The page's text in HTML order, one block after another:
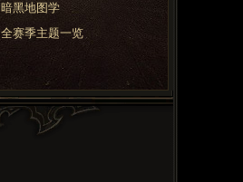
暗黑地图学
全赛季主题一览